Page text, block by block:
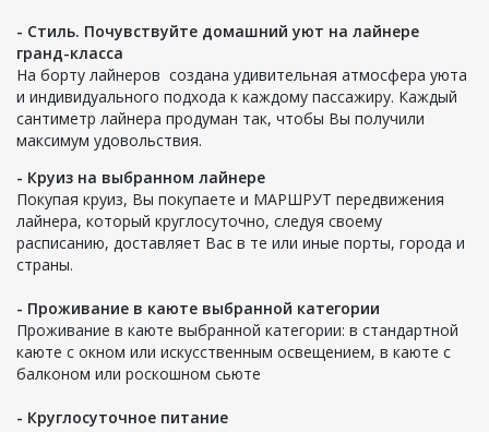
- Стиль. Почувствуйте домашний уют на лайнере
гранд-класса
На борту лайнеров создана удивительная атмосфера уюта
и индивидуального подхода к каждому пассажиру. Каждый
сантиметр лайнера продуман так, чтобы Вы получили
максимум удовольствия.
- Круиз на выбранном лайнере
Покупая круиз, Вы покупаете и МАРШРУТ передвижения
лайнера, который круглосуточно, следуя своему
расписанию, доставляет Вас в те или иные порты, города и
страны.
- Проживание в каюте выбранной категории
Проживание в каюте выбранной категории: в стандартной
каюте с окном или искусственным освещением, в каюте с
балконом или роскошном сьюте
- Круглосуточное питание